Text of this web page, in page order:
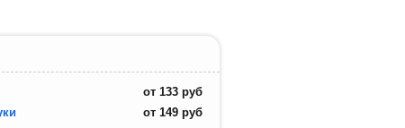
от 133 руб
от 149 руб